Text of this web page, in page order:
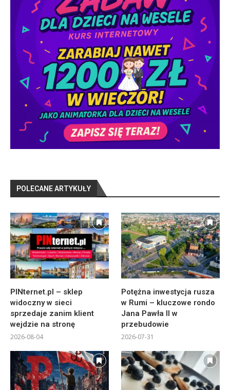
POLECANE ARTYKUŁY
PINternet.pl – sklep
widoczny w sieci
sprzedaje zanim klient
wejdzie na stronę
2026-08-04
Potężna inwestycja rusza
w Rumi – kluczowe rondo
Jana Pawła II w
przebudowie
2026-07-31